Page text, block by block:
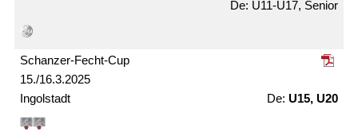
U11-U17, Senior
15./16.3.2025
Schanzer-Fecht-Cup
Ingolstadt U15, U20